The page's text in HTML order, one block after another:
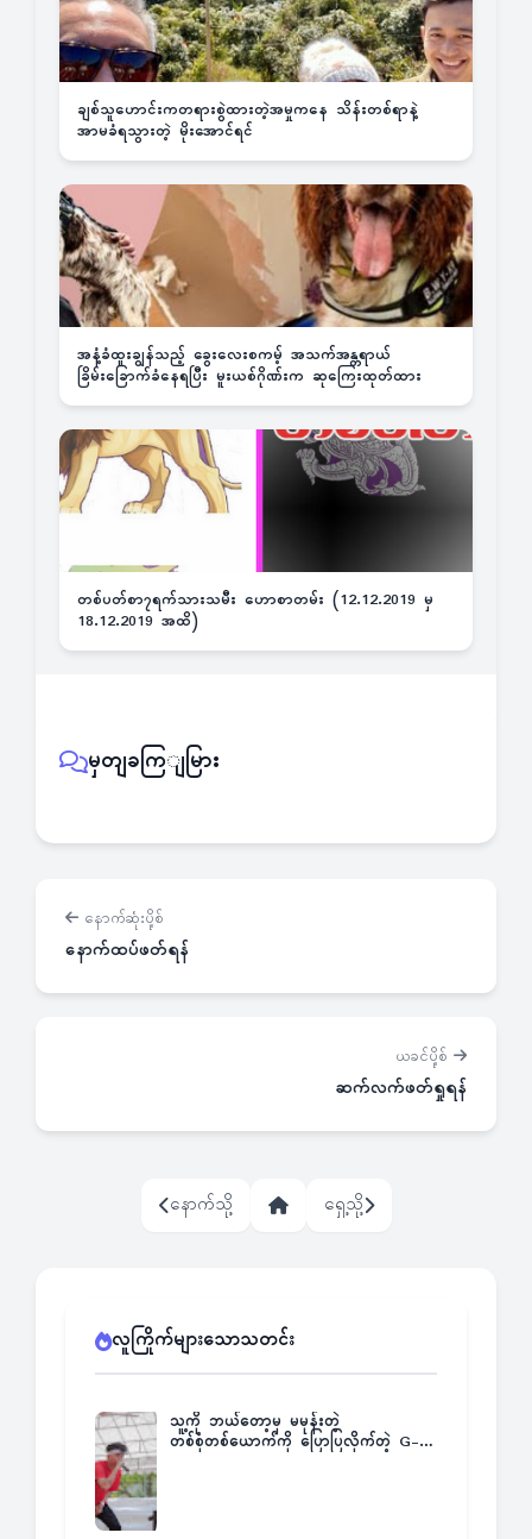
ချစ်သူဟောင်းကတရားစွဲထားတဲ့အမှုကနေ သိန်းတစ်ရာနဲ့
အာမခံရသွားတဲ့ မိုးအောင်ရင်
အနံ့ခံထူးချွန်သည့် ခွေးလေးစကမ့် အသက်အန္တရာယ်
ခြိမ်းခြောက်ခံနေရပြီး မူးယစ်ဂိုဏ်းက ဆုကြေးထုတ်ထား
တစ်ပတ်စာ၇ရက်သားသမီး ဟောစာတမ်း (12.12.2019 မှ
18.12.2019 အထိ)
မှတျခကြျမြား
နောက်ဆုံးပို့စ်
နောက်ထပ်ဖတ်ရန်
ယခင်ပို့စ်
ဆက်လက်ဖတ်ရှုရန်
နောက်သို့ ရှေ့သို့
လူကြိုက်များသောသတင်း
သူ့ကို ဘယ်တော့မှ မမုန်းတဲ့
တစ်စုံတစ်ယောက်ကို ပြောပြလိုက်တဲ့ G-